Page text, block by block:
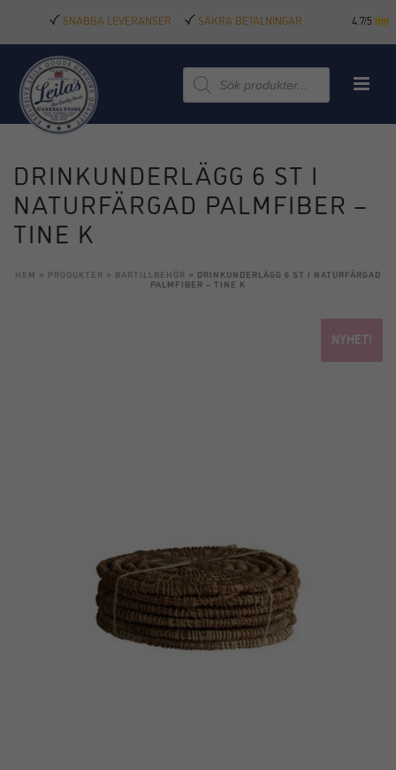
SNABBA LEVERANSER SÄKRA BETALNINGAR 4.7/5
Produktsökning
DRINKUNDERLÄGG 6 ST I
NATURFÄRGAD PALMFIBER –
TINE K
HEM » PRODUKTER » BARTILLBEHÖR » DRINKUNDERLÄGG 6 ST I NATURFÄRGAD
PALMFIBER – TINE K
NYHET!